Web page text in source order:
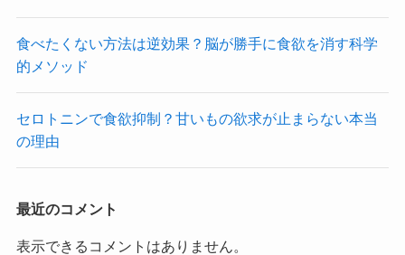
食べたくない方法は逆効果？脳が勝手に食欲を消す科学
的メソッド
セロトニンで食欲抑制？甘いもの欲求が止まらない本当
の理由
最近のコメント
表示できるコメントはありません。